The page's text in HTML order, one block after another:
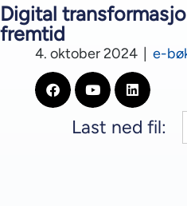
Digital
fremtid
4. oktober 2024 e-
Last ned fil: